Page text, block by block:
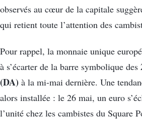
observés au cœur de la capitale
qui retient toute l’attention des
Pour rappel, la monnaie unique
à s’écarter de la barre symbolique des
(DA) à la mi-mai dernière. Une
alors installée : le 26 mai, un euro
l’unité chez les cambistes du Square